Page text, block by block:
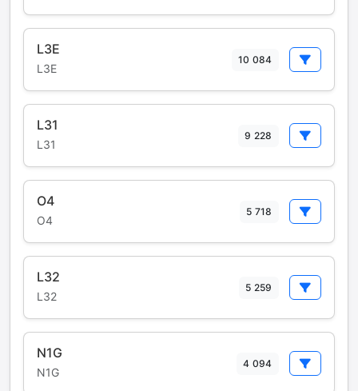
L3E
L3E
10 084
L31
L31
9 228
O4
O4
5 718
L32
L32
5 259
N1G
N1G
4 094